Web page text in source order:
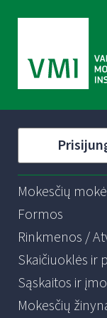
Mokesčių
Formos
Rinkmenos /
Skaičiuoklės ir
Sąskaitos ir
Mokesčių